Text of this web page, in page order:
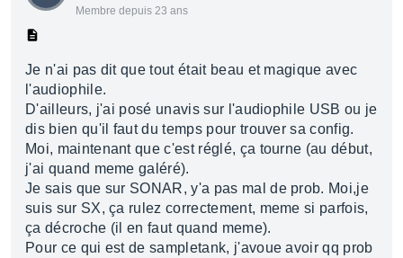
Membre depuis 23 ans
Je n'ai pas dit que tout était beau et magique avec
l'audiophile.
D'ailleurs, j'ai posé unavis sur l'audiophile USB ou je
dis bien qu'il faut du temps pour trouver sa config.
Moi, maintenant que c'est réglé, ça tourne (au début,
j'ai quand meme galéré).
Je sais que sur SONAR, y'a pas mal de prob. Moi,je
suis sur SX, ça rulez correctement, meme si parfois,
ça décroche (il en faut quand meme).
Pour ce qui est de sampletank, j'avoue avoir qq prob